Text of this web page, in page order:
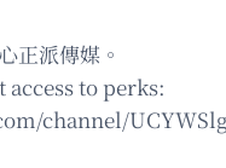
正派傳媒。
to perks:
channel/